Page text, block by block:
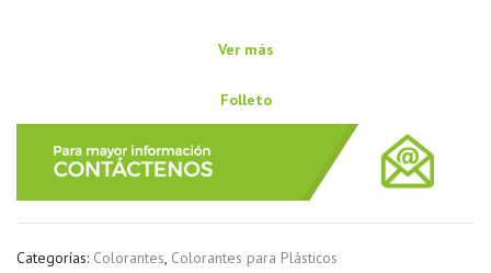
Ver más
Folleto
Categorías: Colorantes, Colorantes para Plásticos